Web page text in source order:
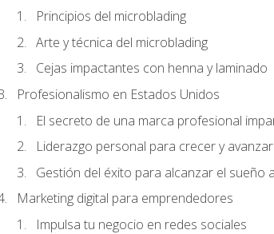
Principios del microblading
Arte y técnica del microblading
Cejas impactantes con henna y laminado
Profesionalismo en Estados Unidos
El secreto de una marca profesional
Liderazgo personal para crecer y
Gestión del éxito para alcanzar el sueño
Marketing digital para emprendedores
Impulsa tu negocio en redes sociales